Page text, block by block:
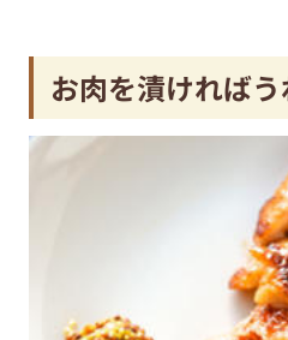
お肉を漬ければ